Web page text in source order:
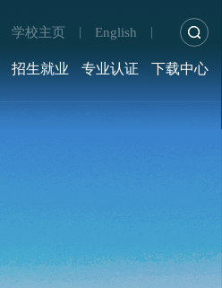
学校主页 English
招生就业 专业认证 下载中心